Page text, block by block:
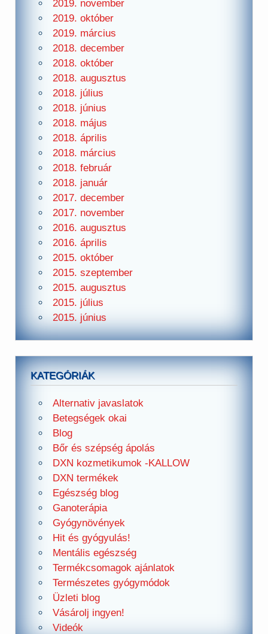
2019. november
2019. október
2019. március
2018. december
2018. október
2018. augusztus
2018. július
2018. június
2018. május
2018. április
2018. március
2018. február
2018. január
2017. december
2017. november
2016. augusztus
2016. április
2015. október
2015. szeptember
2015. augusztus
2015. július
2015. június
KATEGÓRIÁK
Alternativ javaslatok
Betegségek okai
Blog
Bőr és szépség ápolás
DXN kozmetikumok -KALLOW
DXN termékek
Egészség blog
Ganoterápia
Gyógynövények
Hit és gyógyulás!
Mentális egészség
Termékcsomagok ajánlatok
Természetes gyógymódok
Üzleti blog
Vásárolj ingyen!
Videók